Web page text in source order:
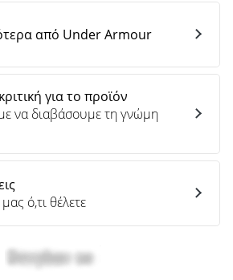
για το προϊόν
για το προϊόν
να διαβάσουμε τη γνώμη
ό,τι θέλετε
από Under Armour